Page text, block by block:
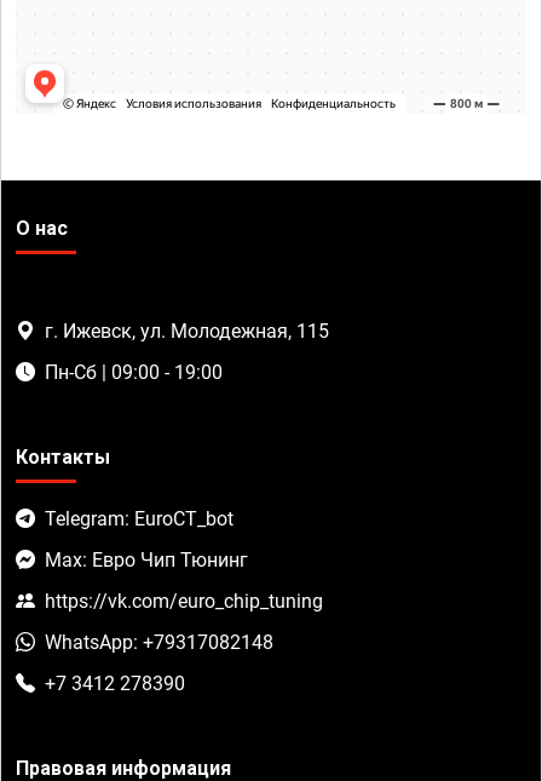
О нас
г. Ижевск, ул. Молодежная, 115
Пн-Сб | 09:00 - 19:00
Контакты
Telegram: EuroCT_bot
Max: Евро Чип Тюнинг
https://vk.com/euro_chip_tuning
WhatsApp: +79317082148
+7 3412 278390
Правовая информация